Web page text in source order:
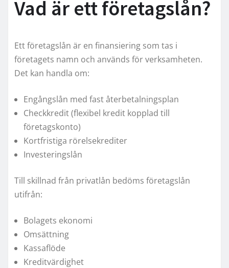
Vad är ett företagslån?
Ett företagslån är en finansiering som tas i
företagets namn och används för verksamheten.
Det kan handla om:
Engångslån med fast återbetalningsplan
Checkkredit (flexibel kredit kopplad till
företagskonto)
Kortfristiga rörelsekrediter
Investeringslån
Till skillnad från privatlån bedöms företagslån
utifrån:
Bolagets ekonomi
Omsättning
Kassaflöde
Kreditvärdighet